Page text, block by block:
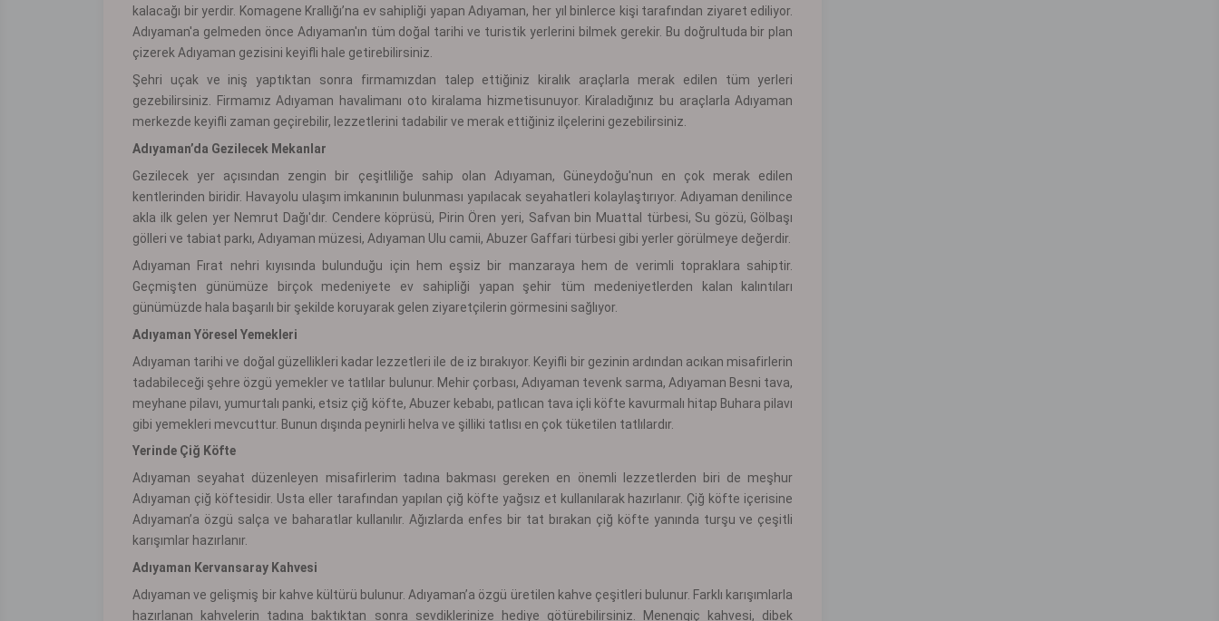
kalacağı bir yerdir. Komagene Krallığı’na ev sahipliği yapan Adıyaman, her yıl binlerce kişi tarafından ziyaret ediliyor.
Adıyaman'a gelmeden önce Adıyaman'ın tüm doğal tarihi ve turistik yerlerini bilmek gerekir. Bu doğrultuda bir plan
çizerek Adıyaman gezisini keyifli hale getirebilirsiniz.
Şehri uçak ve iniş yaptıktan sonra firmamızdan talep ettiğiniz kiralık araçlarla merak edilen tüm yerleri
gezebilirsiniz. Firmamız Adıyaman havalimanı oto kiralama hizmetisunuyor. Kiraladığınız bu araçlarla Adıyaman
merkezde keyifli zaman geçirebilir, lezzetlerini tadabilir ve merak ettiğiniz ilçelerini gezebilirsiniz.
Adıyaman’da Gezilecek Mekanlar
Gezilecek yer açısından zengin bir çeşitliliğe sahip olan Adıyaman, Güneydoğu'nun en çok merak edilen
kentlerinden biridir. Havayolu ulaşım imkanının bulunması yapılacak seyahatleri kolaylaştırıyor. Adıyaman denilince
akla ilk gelen yer Nemrut Dağı'dır. Cendere köprüsü, Pirin Ören yeri, Safvan bin Muattal türbesi, Su gözü, Gölbaşı
gölleri ve tabiat parkı, Adıyaman müzesi, Adıyaman Ulu camii, Abuzer Gaffari türbesi gibi yerler görülmeye değerdir.
Adıyaman Fırat nehri kıyısında bulunduğu için hem eşsiz bir manzaraya hem de verimli topraklara sahiptir.
Geçmişten günümüze birçok medeniyete ev sahipliği yapan şehir tüm medeniyetlerden kalan kalıntıları
günümüzde hala başarılı bir şekilde koruyarak gelen ziyaretçilerin görmesini sağlıyor.
Adıyaman Yöresel Yemekleri
Adıyaman tarihi ve doğal güzellikleri kadar lezzetleri ile de iz bırakıyor. Keyifli bir gezinin ardından acıkan misafirlerin
tadabileceği şehre özgü yemekler ve tatlılar bulunur. Mehir çorbası, Adıyaman tevenk sarma, Adıyaman Besni tava,
meyhane pilavı, yumurtalı panki, etsiz çiğ köfte, Abuzer kebabı, patlıcan tava içli köfte kavurmalı hitap Buhara pilavı
gibi yemekleri mevcuttur. Bunun dışında peynirli helva ve şilliki tatlısı en çok tüketilen tatlılardır.
Yerinde Çiğ Köfte
Adıyaman seyahat düzenleyen misafirlerim tadına bakması gereken en önemli lezzetlerden biri de meşhur
Adıyaman çiğ köftesidir. Usta eller tarafından yapılan çiğ köfte yağsız et kullanılarak hazırlanır. Çiğ köfte içerisine
Adıyaman’a özgü salça ve baharatlar kullanılır. Ağızlarda enfes bir tat bırakan çiğ köfte yanında turşu ve çeşitli
karışımlar hazırlanır.
Adıyaman Kervansaray Kahvesi
Adıyaman ve gelişmiş bir kahve kültürü bulunur. Adıyaman’a özgü üretilen kahve çeşitleri bulunur. Farklı karışımlarla
hazırlanan kahvelerin tadına baktıktan sonra sevdiklerinize hediye götürebilirsiniz. Menengiç kahvesi, dibek